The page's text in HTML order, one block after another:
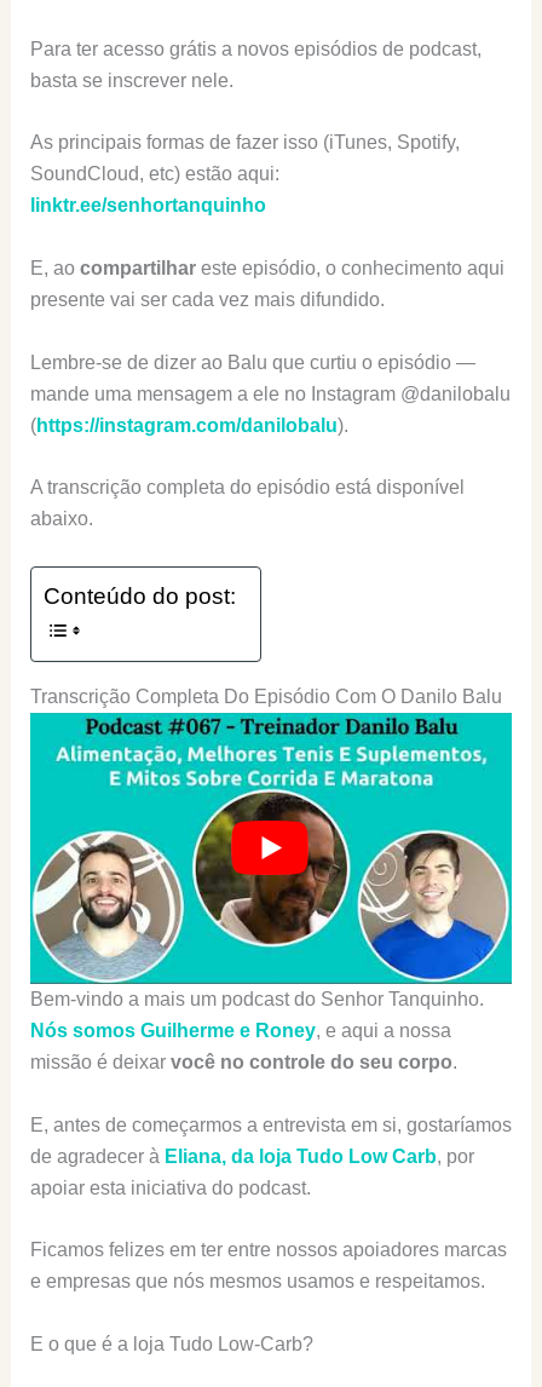
Para ter acesso grátis a novos episódios de podcast,
basta se inscrever nele.
As principais formas de fazer isso (iTunes, Spotify,
SoundCloud, etc) estão aqui:
linktr.ee/senhortanquinho
E, ao compartilhar este episódio, o conhecimento aqui
presente vai ser cada vez mais difundido.
Lembre-se de dizer ao Balu que curtiu o episódio —
mande uma mensagem a ele no Instagram @danilobalu
(https://instagram.com/danilobalu).
A transcrição completa do episódio está disponível
abaixo.
Conteúdo do post:
Transcrição Completa Do Episódio Com O Danilo Balu
Bem-vindo a mais um podcast do Senhor Tanquinho.
Nós somos Guilherme e Roney, e aqui a nossa
missão é deixar você no controle do seu corpo.
E, antes de começarmos a entrevista em si, gostaríamos
de agradecer à Eliana, da loja Tudo Low Carb, por
apoiar esta iniciativa do podcast.
Ficamos felizes em ter entre nossos apoiadores marcas
e empresas que nós mesmos usamos e respeitamos.
E o que é a loja Tudo Low-Carb?